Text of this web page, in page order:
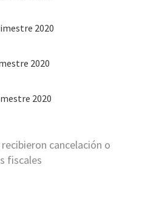
2020
2020
2020
cancelación o
fiscales